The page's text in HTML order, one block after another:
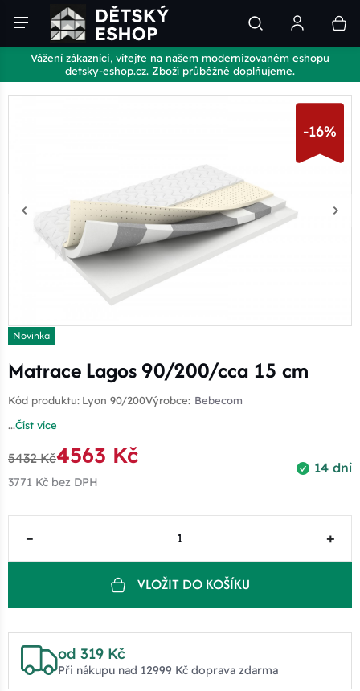
Vážení zákazníci, vítejte na našem modernizovaném eshopu
detsky-eshop.cz. Zboží průběžně doplňujeme.
-16%
Novinka
Matrace Lagos 90/200/cca 15 cm
Kód produktu: Lyon 90/200Výrobce: Bebecom
...Číst více
14 dní
5432 Kč4563 Kč
3771 Kč bez DPH
– +
VLOŽIT DO KOŠÍKU
od 319 Kč
Při nákupu nad 12999 Kč doprava zdarma